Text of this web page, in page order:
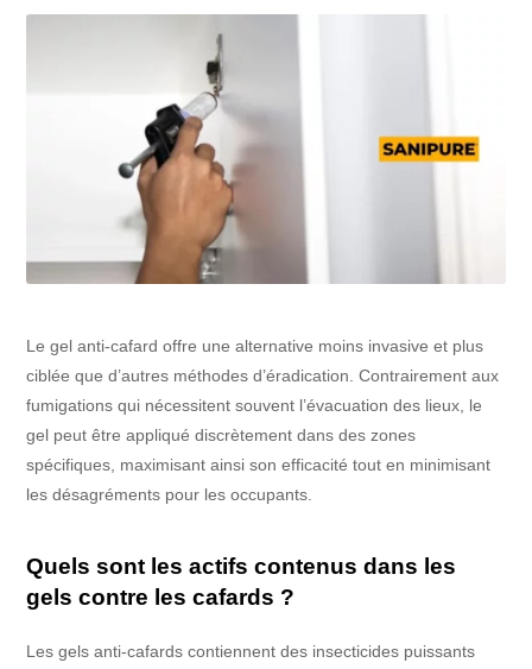
Le gel anti-cafard offre une alternative moins invasive et plus
ciblée que d’autres méthodes d’éradication. Contrairement aux
fumigations qui nécessitent souvent l’évacuation des lieux, le
gel peut être appliqué discrètement dans des zones
spécifiques, maximisant ainsi son efficacité tout en minimisant
les désagréments pour les occupants.
Quels sont les actifs contenus dans les
gels contre les cafards ?
Les gels anti-cafards contiennent des insecticides puissants